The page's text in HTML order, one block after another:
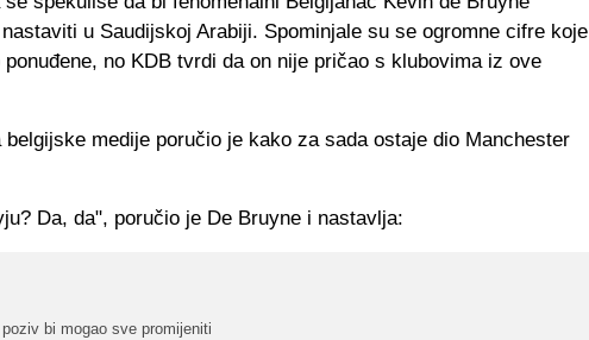
u Saudijskoj Arabiji. Spominjale su se ogromne cifre koje
ponuđene, no KDB tvrdi da on nije pričao s klubovima iz ove
belgijske medije poručio je kako za sada ostaje dio Manchester
Da, da", poručio je De Bruyne i nastavlja:
bi mogao sve promijeniti